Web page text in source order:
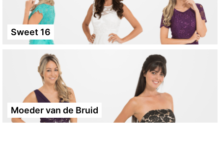
Sweet 16
Moeder van de Bruid